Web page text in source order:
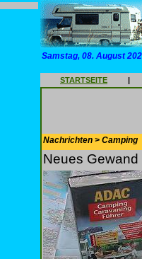
Samstag, 08. August
STARTSEITE |
Nachrichten > Camping
Neues